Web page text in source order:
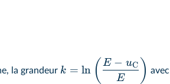
la grandeur k = ln ( E
E − uC ) avec